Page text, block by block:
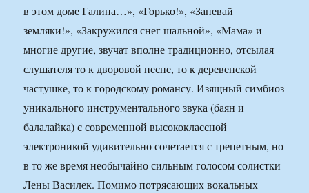
в этом доме Галина…», «Горько!», «Запевай
земляки!», «Закружился снег шальной», «Мама» и
многие другие, звучат вполне традиционно, отсылая
слушателя то к дворовой песне, то к деревенской
частушке, то к городскому романсу. Изящный симбиоз
уникального инструментального звука (баян и
балалайка) с современной высококлассной
электроникой удивительно сочетается с трепетным, но
в то же время необычайно сильным голосом солистки
Лены Василек. Помимо потрясающих вокальных